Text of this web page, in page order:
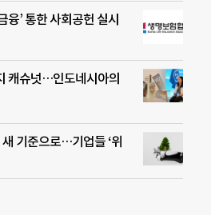
융’ 통한 사회공헌 실시
캐슈넛…인도네시아의
기준으로…기업들 ‘위